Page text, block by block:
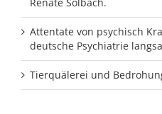
Attentate von psychisch
deutsche Psychiatrie
Tierquälerei und